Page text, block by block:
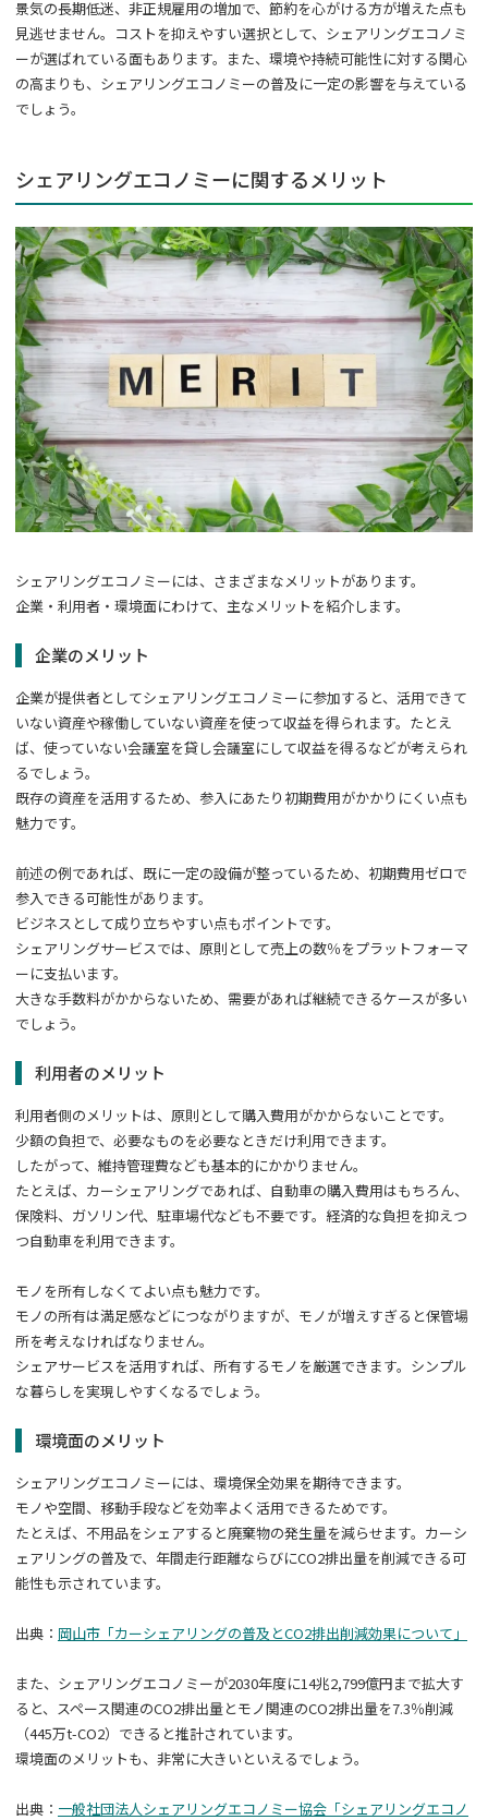
景気の長期低迷、非正規雇用の増加で、節約を心がける方が増えた点も
見逃せません。コストを抑えやすい選択として、シェアリングエコノミ
ーが選ばれている面もあります。また、環境や持続可能性に対する関心
の高まりも、シェアリングエコノミーの普及に一定の影響を与えている
でしょう。
シェアリングエコノミーに関するメリット
シェアリングエコノミーには、さまざまなメリットがあります。
企業・利用者・環境面にわけて、主なメリットを紹介します。
企業のメリット
企業が提供者としてシェアリングエコノミーに参加すると、活用できて
いない資産や稼働していない資産を使って収益を得られます。たとえ
ば、使っていない会議室を貸し会議室にして収益を得るなどが考えられ
るでしょう。
既存の資産を活用するため、参入にあたり初期費用がかかりにくい点も
魅力です。
前述の例であれば、既に一定の設備が整っているため、初期費用ゼロで
参入できる可能性があります。
ビジネスとして成り立ちやすい点もポイントです。
シェアリングサービスでは、原則として売上の数％をプラットフォーマ
ーに支払います。
大きな手数料がかからないため、需要があれば継続できるケースが多い
でしょう。
利用者のメリット
利用者側のメリットは、原則として購入費用がかからないことです。
少額の負担で、必要なものを必要なときだけ利用できます。
したがって、維持管理費なども基本的にかかりません。
たとえば、カーシェアリングであれば、自動車の購入費用はもちろん、
保険料、ガソリン代、駐車場代なども不要です。経済的な負担を抑えつ
つ自動車を利用できます。
モノを所有しなくてよい点も魅力です。
モノの所有は満足感などにつながりますが、モノが増えすぎると保管場
所を考えなければなりません。
シェアサービスを活用すれば、所有するモノを厳選できます。シンプル
な暮らしを実現しやすくなるでしょう。
環境面のメリット
シェアリングエコノミーには、環境保全効果を期待できます。
モノや空間、移動手段などを効率よく活用できるためです。
たとえば、不用品をシェアすると廃棄物の発生量を減らせます。カーシ
ェアリングの普及で、年間走行距離ならびにCO2排出量を削減できる可
能性も示されています。
出典： 岡山市「カーシェアリングの普及とCO2排出削減効果について」
また、シェアリングエコノミーが2030年度に14兆2,799億円まで拡大す
ると、スペース関連のCO2排出量とモノ関連のCO2排出量を7.3％削減
（445万t-CO2）できると推計されています。
環境面のメリットも、非常に大きいといえるでしょう。
出典： 一般社団法人シェアリングエコノミー協会「シェアリングエコノ